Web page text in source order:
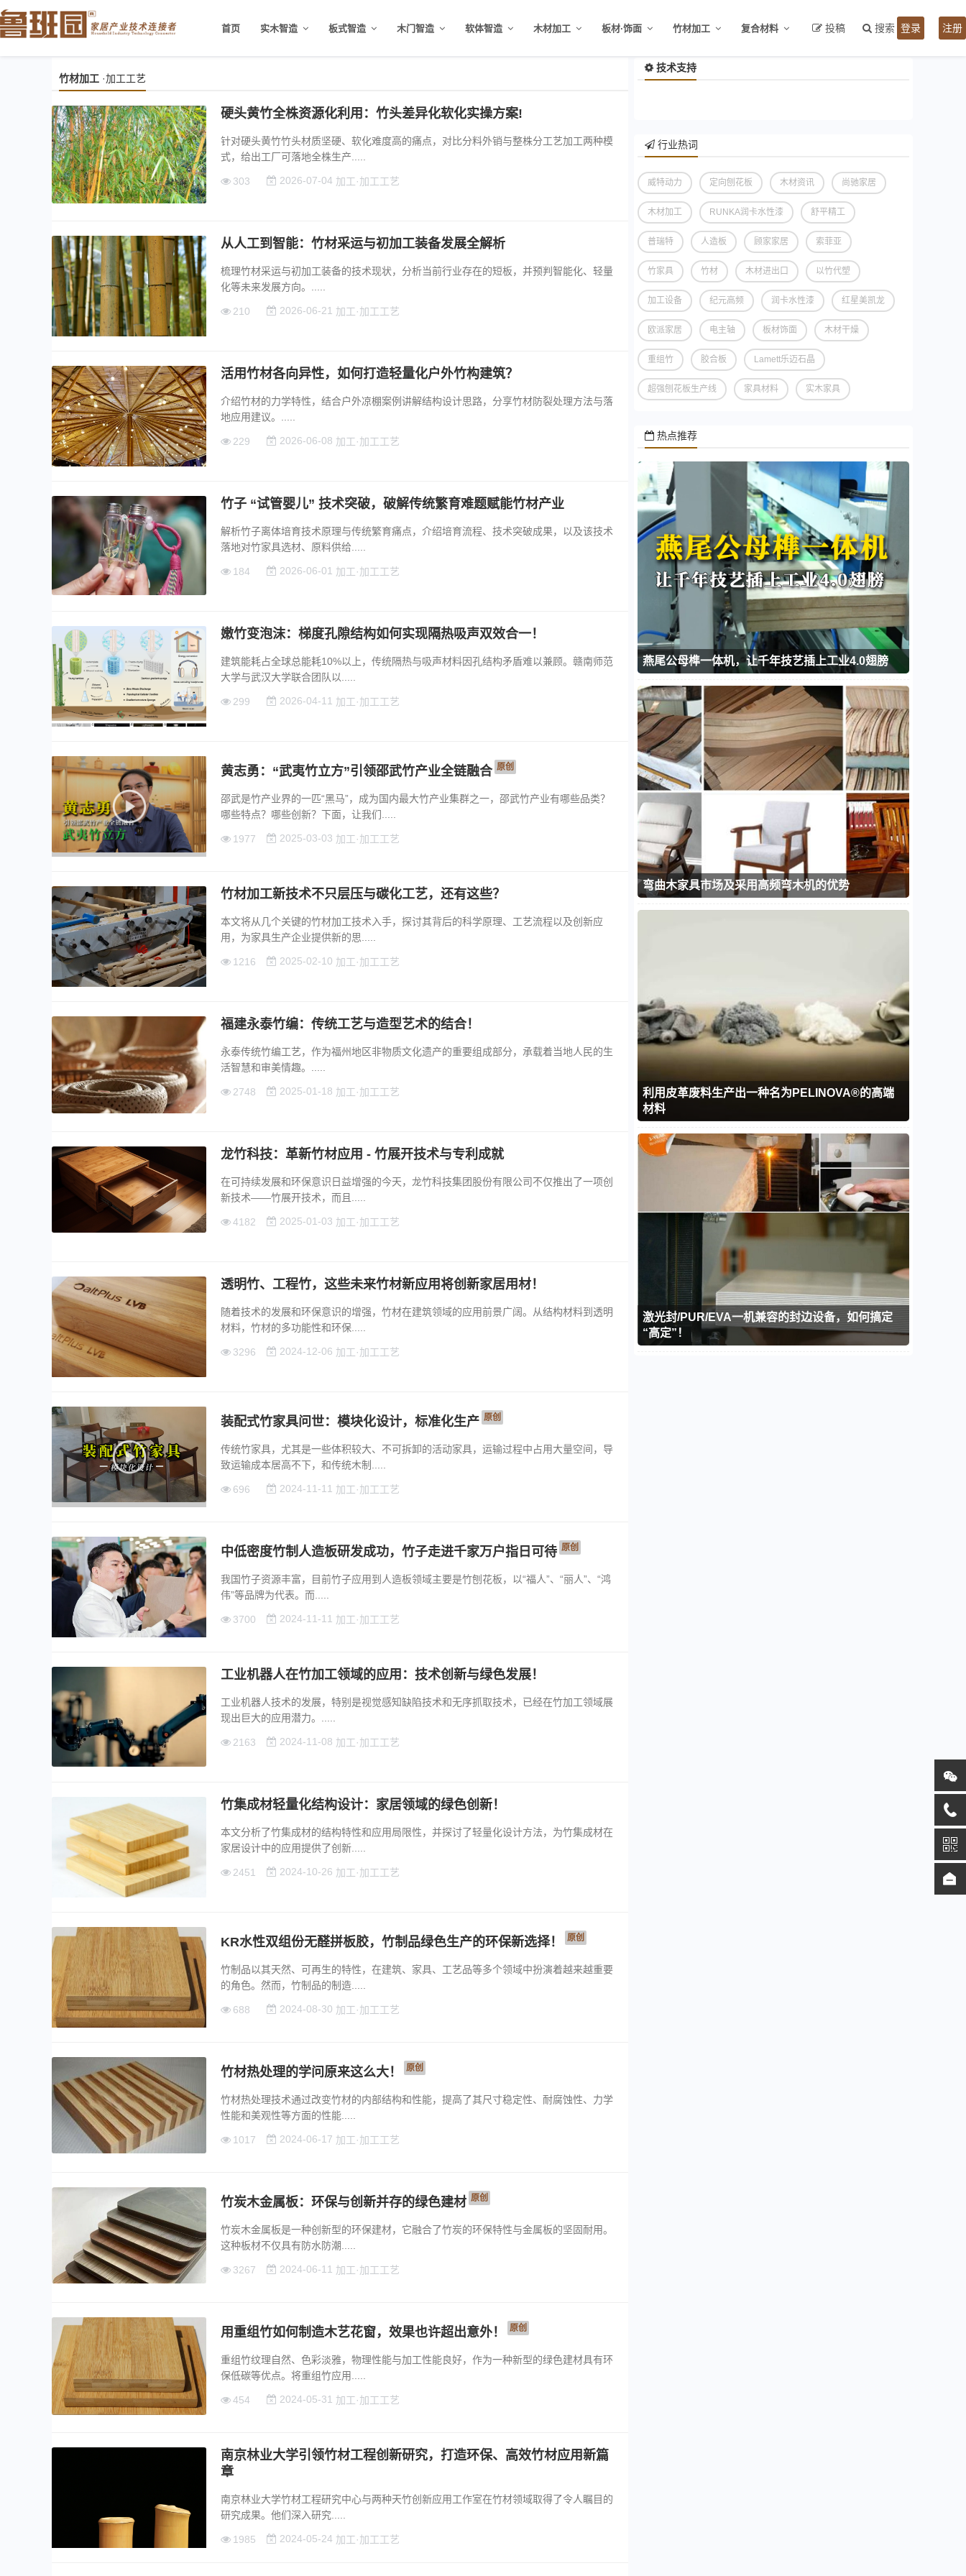
首页 实木智造 板式智造 木门智造 软体智造 木材加工 板材·饰面 竹材加工 复合材料 投稿 搜索 登录 注册
竹材加工 ·加工工艺
硬头黄竹全株资源化利用：竹头差异化软化实操方案!
针对硬头黄竹竹头材质坚硬、软化难度高的痛点，对比分料外销与整株分工艺加工两种模
式，给出工厂可落地全株生产.....
2026-07-04 加工·加工工艺
303
从人工到智能：竹材采运与初加工装备发展全解析
梳理竹材采运与初加工装备的技术现状，分析当前行业存在的短板，并预判智能化、轻量
化等未来发展方向。.....
2026-06-21 加工·加工工艺
210
活用竹材各向异性，如何打造轻量化户外竹构建筑？
介绍竹材的力学特性，结合户外凉棚案例讲解结构设计思路，分享竹材防裂处理方法与落
地应用建议。.....
2026-06-08 加工·加工工艺
229
竹子 “试管婴儿” 技术突破，破解传统繁育难题赋能竹材产业
解析竹子离体培育技术原理与传统繁育痛点，介绍培育流程、技术突破成果，以及该技术
落地对竹家具选材、原料供给.....
2026-06-01 加工·加工工艺
184
嫩竹变泡沫：梯度孔隙结构如何实现隔热吸声双效合一！
建筑能耗占全球总能耗10%以上，传统隔热与吸声材料因孔结构矛盾难以兼顾。赣南师范
大学与武汉大学联合团队以.....
2026-04-11 加工·加工工艺
299
黄志勇：“武夷竹立方”引领邵武竹产业全链融合 原创
邵武是竹产业界的一匹“黑马”，成为国内最大竹产业集群之一，邵武竹产业有哪些品类？
哪些特点？哪些创新？下面，让我们.....
2025-03-03 加工·加工工艺
1977
竹材加工新技术不只层压与碳化工艺，还有这些？
本文将从几个关键的竹材加工技术入手，探讨其背后的科学原理、工艺流程以及创新应
用，为家具生产企业提供新的思.....
2025-02-10 加工·加工工艺
1216
福建永泰竹编：传统工艺与造型艺术的结合！
永泰传统竹编工艺，作为福州地区非物质文化遗产的重要组成部分，承载着当地人民的生
活智慧和审美情趣。.....
2025-01-18 加工·加工工艺
2748
龙竹科技：革新竹材应用 - 竹展开技术与专利成就
在可持续发展和环保意识日益增强的今天，龙竹科技集团股份有限公司不仅推出了一项创
新技术——竹展开技术，而且.....
2025-01-03 加工·加工工艺
4182
透明竹、工程竹，这些未来竹材新应用将创新家居用材！
随着技术的发展和环保意识的增强，竹材在建筑领域的应用前景广阔。从结构材料到透明
材料，竹材的多功能性和环保.....
2024-12-06 加工·加工工艺
3296
装配式竹家具问世：模块化设计，标准化生产 原创
传统竹家具，尤其是一些体积较大、不可拆卸的活动家具，运输过程中占用大量空间，导
致运输成本居高不下，和传统木制.....
2024-11-11 加工·加工工艺
696
中低密度竹制人造板研发成功，竹子走进千家万户指日可待 原创
我国竹子资源丰富，目前竹子应用到人造板领域主要是竹刨花板，以“福人”、“丽人”、“鸿
伟”等品牌为代表。而.....
2024-11-11 加工·加工工艺
3700
工业机器人在竹加工领域的应用：技术创新与绿色发展！
工业机器人技术的发展，特别是视觉感知缺陷技术和无序抓取技术，已经在竹加工领域展
现出巨大的应用潜力。.....
2024-11-08 加工·加工工艺
2163
竹集成材轻量化结构设计：家居领域的绿色创新！
本文分析了竹集成材的结构特性和应用局限性，并探讨了轻量化设计方法，为竹集成材在
家居设计中的应用提供了创新.....
2024-10-26 加工·加工工艺
2451
KR水性双组份无醛拼板胶，竹制品绿色生产的环保新选择！ 原创
竹制品以其天然、可再生的特性，在建筑、家具、工艺品等多个领域中扮演着越来越重要
的角色。然而，竹制品的制造.....
2024-08-30 加工·加工工艺
688
竹材热处理的学问原来这么大！ 原创
竹材热处理技术通过改变竹材的内部结构和性能，提高了其尺寸稳定性、耐腐蚀性、力学
性能和美观性等方面的性能.....
2024-06-17 加工·加工工艺
1017
竹炭木金属板：环保与创新并存的绿色建材 原创
竹炭木金属板是一种创新型的环保建材，它融合了竹炭的环保特性与金属板的坚固耐用。
这种板材不仅具有防水防潮.....
2024-06-11 加工·加工工艺
3267
用重组竹如何制造木艺花窗，效果也许超出意外！ 原创
重组竹纹理自然、色彩淡雅，物理性能与加工性能良好，作为一种新型的绿色建材具有环
保低碳等优点。将重组竹应用.....
2024-05-31 加工·加工工艺
454
南京林业大学引领竹材工程创新研究，打造环保、高效竹材应用新篇
章
南京林业大学竹材工程研究中心与两种天竹创新应用工作室在竹材领域取得了令人瞩目的
研究成果。他们深入研究.....
2024-05-24 加工·加工工艺
1985
技术支持
行业热词
威特动力 定向刨花板 木材资讯 尚驰家居
木材加工 RUNKA润卡水性漆 舒平精工
普瑞特 人造板 顾家家居 索菲亚
竹家具 竹材 木材进出口 以竹代塑
加工设备 纪元高频 润卡水性漆 红星美凯龙
欧派家居 电主轴 板材饰面 木材干燥
重组竹 胶合板 Lamett乐迈石晶
超强刨花板生产线 家具材料 实木家具
热点推荐
燕尾公母榫一体机，让千年技艺插上工业4.0翅膀
弯曲木家具市场及采用高频弯木机的优势
利用皮革废料生产出一种名为PELINOVA®的高端
材料
激光封/PUR/EVA一机兼容的封边设备，如何搞定
“高定”！